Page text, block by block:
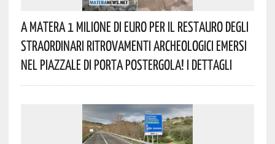
A Matera 1 Milione Di Euro Per Il Restauro Degli
Straordinari Ritrovamenti Archeologici Emersi
Nel Piazzale Di Porta Postergola! I Dettagli